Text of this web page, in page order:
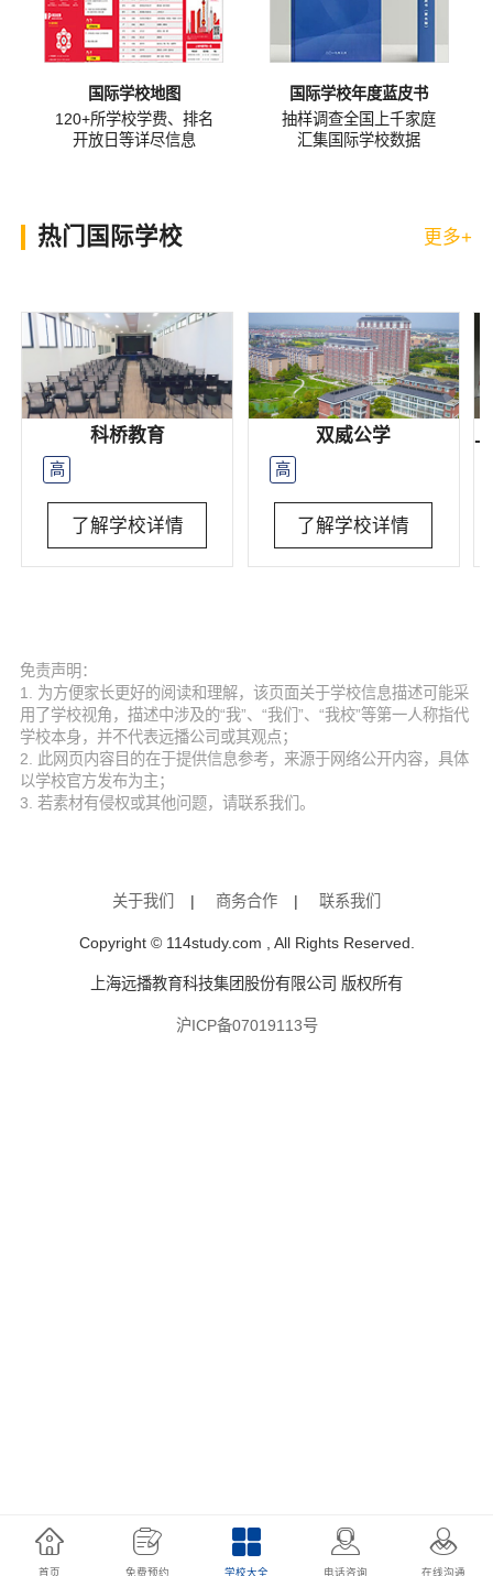
国际学校地图
120+所学校学费、排名
开放日等详尽信息
国际学校年度蓝皮书
抽样调查全国上千家庭
汇集国际学校数据
更多+
热门国际学校
科桥教育
高
了解学校详情
双威公学
高
了解学校详情
免责声明：
1. 为方便家长更好的阅读和理解，该页面关于学校信息描述可能采
用了学校视角，描述中涉及的“我”、“我们”、“我校”等第一人称指代
学校本身，并不代表远播公司或其观点；
2. 此网页内容目的在于提供信息参考，来源于网络公开内容，具体
以学校官方发布为主；
3. 若素材有侵权或其他问题，请联系我们。
关于我们 | 商务合作 | 联系我们
Copyright © 114study.com , All Rights Reserved.
上海远播教育科技集团股份有限公司 版权所有
沪ICP备07019113号
首页 免费预约 学校大全 电话咨询 在线沟通